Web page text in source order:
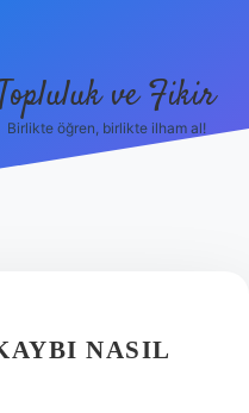
ve Fikir
Birlikte öğren, birlikte ilham al!
NASIL